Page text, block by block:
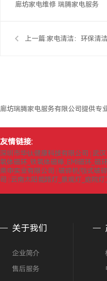
廊坊家电维修 瑞腾家电服务
上一篇:家电清洁：环保清
廊坊瑞腾家电服务有限公司提供专
友情链接:
深圳市华钛健康科技有限公司 武
氧体磁环_铁氧体磁棒_EMI磁环_磁
乘申实业有限公司
破碎机|颚式破
司
云南太阳能路灯_景观灯_庭院
关于我们
企业简介
售后服务